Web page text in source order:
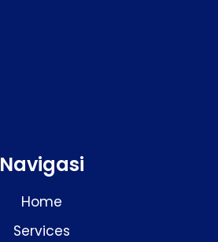
Navigasi
Home
Services